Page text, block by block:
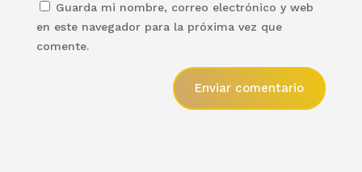
Guarda mi nombre, correo electrónico y web
en este navegador para la próxima vez que
comente.
Enviar comentario